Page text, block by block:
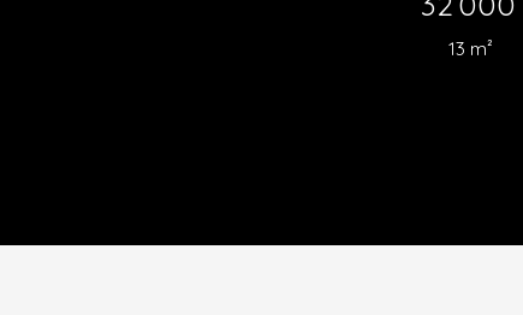
10m²